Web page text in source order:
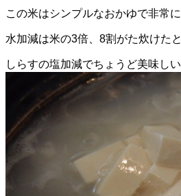
この米はシンプルなおかゆで非常に
水加減は米の3倍、8割がた炊けた
しらすの塩加減でちょうど美味しい